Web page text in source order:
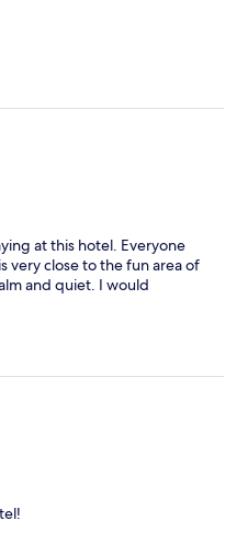
at this hotel. Everyone
very close to the fun area of
and quiet. I would